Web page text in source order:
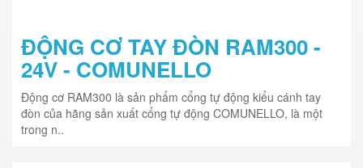
ĐỘNG CƠ TAY ĐÒN RAM300 -
24V - COMUNELLO
Động cơ RAM300 là sản phẩm cổng tự động kiểu cánh tay
đòn của hãng sản xuất cổng tự động COMUNELLO, là một
trong n..